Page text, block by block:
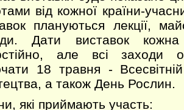
від кожної країни-
плануються лекції,
Дати виставок кожна
але всі заходи
18 травня -
а також День Рослин.
які приймають участь: